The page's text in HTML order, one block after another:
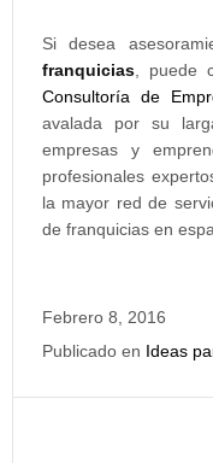
Si desea
franquicias , puede
Consultoría de
avalada por su
empresas y
profesionales
la mayor red de
de franquicias en
Febrero 8, 2016
Publicado en Ideas